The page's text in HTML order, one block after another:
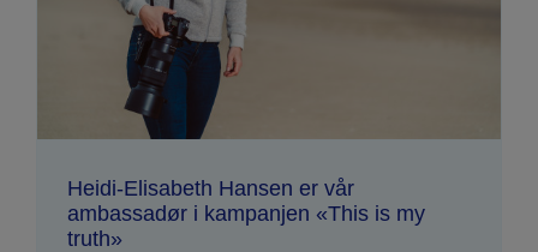
Heidi-Elisabeth Hansen er vår
ambassadør i kampanjen «This is my
truth»